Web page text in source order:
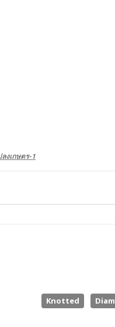
งเกษตร-1
Knotted